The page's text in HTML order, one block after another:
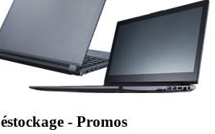
- Promos